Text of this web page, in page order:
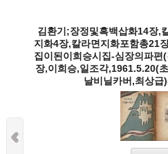
김환기;장정및흑백삽화14장,
지화4장,칼라면지화포함총21
집이된이희승시집-심장의파편
장,이희승,일조각,1961.5.20(
날비닐카버,최상급